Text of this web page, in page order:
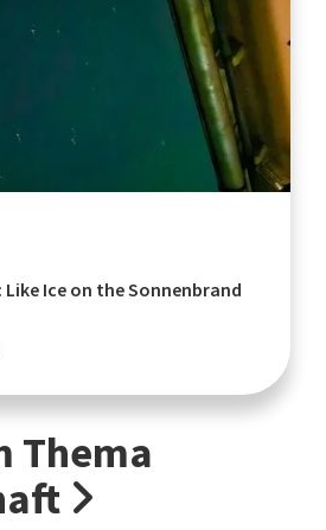
Like Ice on the Sonnenbrand
Thema